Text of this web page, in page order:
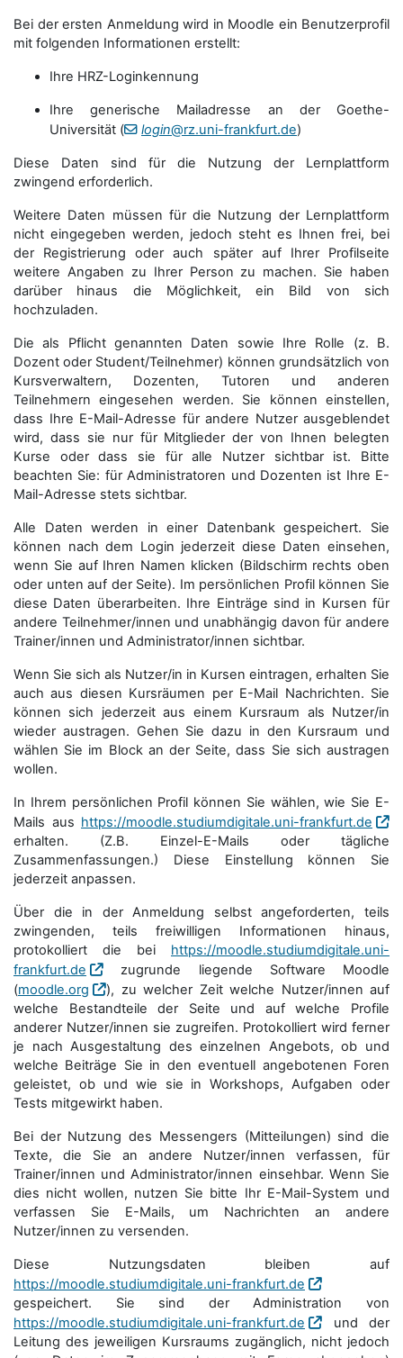
Bei der ersten Anmeldung wird in Moodle ein Benutzerprofil
mit folgenden Informationen erstellt:
Ihre HRZ-Loginkennung
Ihre generische Mailadresse an der Goethe-
Universität (
login@rz.uni-frankfurt.de)
Diese Daten sind für die Nutzung der Lernplattform
zwingend erforderlich.
Weitere Daten müssen für die Nutzung der Lernplattform
nicht eingegeben werden, jedoch steht es Ihnen frei, bei
der Registrierung oder auch später auf Ihrer Profilseite
weitere Angaben zu Ihrer Person zu machen. Sie haben
darüber hinaus die Möglichkeit, ein Bild von sich
hochzuladen.
Die als Pflicht genannten Daten sowie Ihre Rolle (z. B.
Dozent oder Student/Teilnehmer) können grundsätzlich von
Kursverwaltern, Dozenten, Tutoren und anderen
Teilnehmern eingesehen werden. Sie können einstellen,
dass Ihre E-Mail-Adresse für andere Nutzer ausgeblendet
wird, dass sie nur für Mitglieder der von Ihnen belegten
Kurse oder dass sie für alle Nutzer sichtbar ist. Bitte
beachten Sie: für Administratoren und Dozenten ist Ihre E-
Mail-Adresse stets sichtbar.
Alle Daten werden in einer Datenbank gespeichert. Sie
können nach dem Login jederzeit diese Daten einsehen,
wenn Sie auf Ihren Namen klicken (Bildschirm rechts oben
oder unten auf der Seite). Im persönlichen Profil können Sie
diese Daten überarbeiten. Ihre Einträge sind in Kursen für
andere Teilnehmer/innen und unabhängig davon für andere
Trainer/innen und Administrator/innen sichtbar.
Wenn Sie sich als Nutzer/in in Kursen eintragen, erhalten Sie
auch aus diesen Kursräumen per E-Mail Nachrichten. Sie
können sich jederzeit aus einem Kursraum als Nutzer/in
wieder austragen. Gehen Sie dazu in den Kursraum und
wählen Sie im Block an der Seite, dass Sie sich austragen
wollen.
In Ihrem persönlichen Profil können Sie wählen, wie Sie E-
Mails aus https://moodle.studiumdigitale.uni-frankfurt.de
erhalten. (Z.B. Einzel-E-Mails oder tägliche
Zusammenfassungen.) Diese Einstellung können Sie
jederzeit anpassen.
Über die in der Anmeldung selbst angeforderten, teils
zwingenden, teils freiwilligen Informationen hinaus,
protokolliert die bei https://moodle.studiumdigitale.uni-
frankfurt.de
zugrunde liegende Software Moodle
(moodle.org
), zu welcher Zeit welche Nutzer/innen auf
welche Bestandteile der Seite und auf welche Profile
anderer Nutzer/innen sie zugreifen. Protokolliert wird ferner
je nach Ausgestaltung des einzelnen Angebots, ob und
welche Beiträge Sie in den eventuell angebotenen Foren
geleistet, ob und wie sie in Workshops, Aufgaben oder
Tests mitgewirkt haben.
Bei der Nutzung des Messengers (Mitteilungen) sind die
Texte, die Sie an andere Nutzer/innen verfassen, für
Trainer/innen und Administrator/innen einsehbar. Wenn Sie
dies nicht wollen, nutzen Sie bitte Ihr E-Mail-System und
verfassen Sie E-Mails, um Nachrichten an andere
Nutzer/innen zu versenden.
Diese Nutzungsdaten bleiben auf
https://moodle.studiumdigitale.uni-frankfurt.de
gespeichert. Sie sind der Administration von
https://moodle.studiumdigitale.uni-frankfurt.de
und der
Leitung des jeweiligen Kursraums zugänglich, nicht jedoch